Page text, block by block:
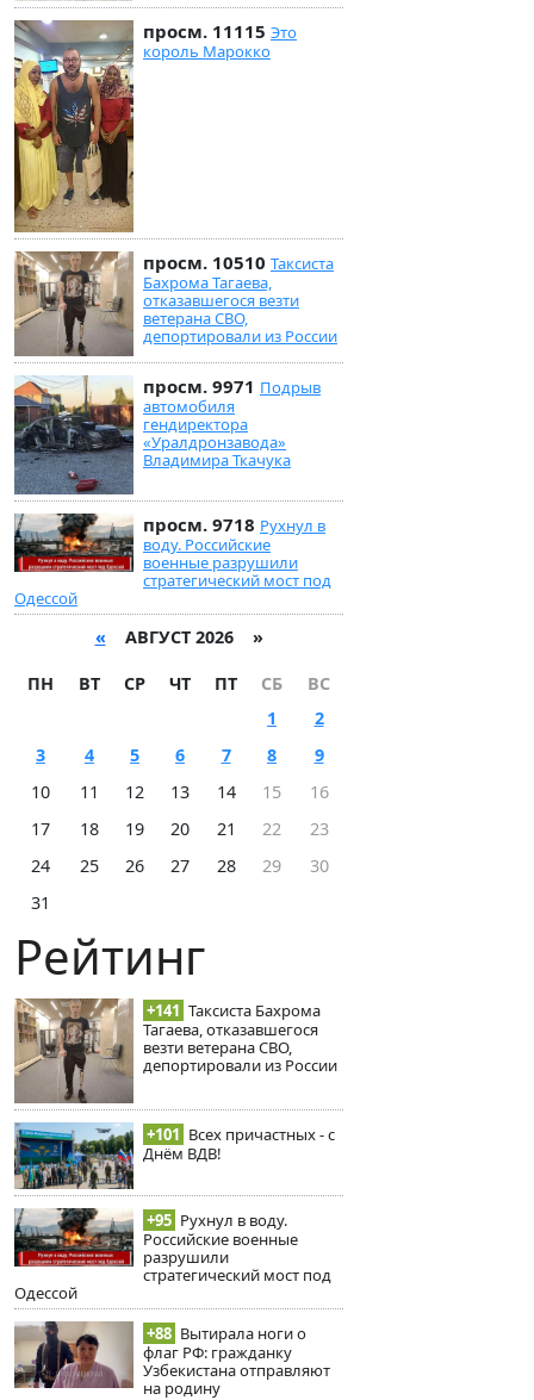
просм. 11115 Это
король Марокко
просм. 10510 Таксиста
Бахрома Тагаева,
отказавшегося везти
ветерана СВО,
депортировали из России
просм. 9971 Подрыв
автомобиля
гендиректора
«Уралдронзавода»
Владимира Ткачука
просм. 9718 Рухнул в
воду. Российские
военные разрушили
стратегический мост под
Одессой
« АВГУСТ 2026 »
ПН ВТ СР ЧТ ПТ СБ
ВС
1
2
3
4 5 6 7 8
9
10
11 12 13 14 15
16
17
18 19 20 21 22
23
24
25 26 27 28 29
30
31
Рейтинг
+141 Таксиста Бахрома
Тагаева, отказавшегося
везти ветерана СВО,
депортировали из России
+101 Всех причастных - с
Днём ВДВ!
+95 Рухнул в воду.
Российские военные
разрушили
стратегический мост под
Одессой
+88 Вытирала ноги о
флаг РФ: гражданку
Узбекистана отправляют
на родину